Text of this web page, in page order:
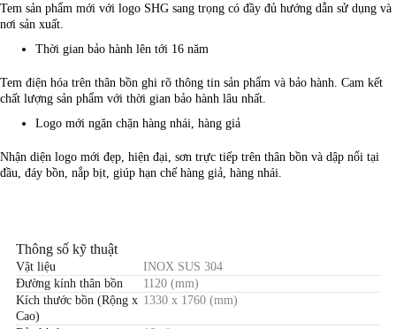
Tem sản phẩm mới với logo SHG sang trọng có đầy đủ hướng dẫn sử dụng và
nơi sản xuất.
Thời gian bảo hành lên tới 16 năm
Tem điện hóa trên thân bồn ghi rõ thông tin sản phẩm và bảo hành. Cam kết
chất lượng sản phẩm với thời gian bảo hành lâu nhất.
Logo mới ngăn chặn hàng nhái, hàng giả
Nhận diện logo mới đẹp, hiện đại, sơn trực tiếp trên thân bồn và dập nổi tại
đầu, đáy bồn, nắp bịt, giúp hạn chế hàng giả, hàng nhái.
Thông số kỹ thuật
Vật liệu
INOX SUS 304
Đường kính thân bồn
1120 (mm)
Kích thước bồn (Rộng x
Cao)
1330 x 1760 (mm)